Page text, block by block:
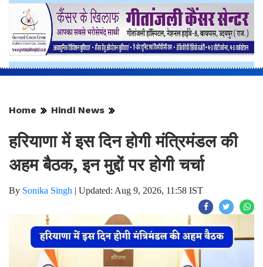
Home Hindi News
हरियाणा में इस दिन होगी मंत्रिमंडल की
अहम बैठक, इन मुद्दों पर होगी चर्चा
By Sonika Singh | Updated: Aug 9, 2026, 11:58 IST